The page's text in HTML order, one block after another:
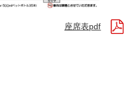
座席表pdf